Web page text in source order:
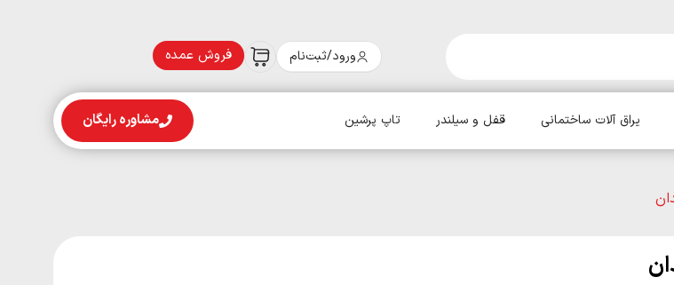
ورود/ثبت‌نام فروش عمده
یراق آلات ساختمانی قفل و سیلندر تاپ پرشین مشاوره رایگان